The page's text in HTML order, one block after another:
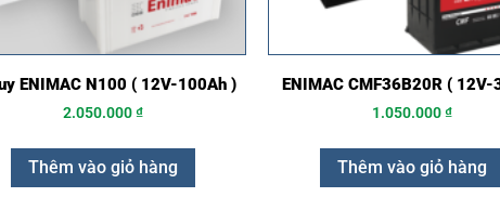
ENIMAC N100 ( 12V-100Ah )
2.050.000₫
Thêm vào giỏ hàng
ENIMAC CMF36B20R ( 12V-
1.050.000₫
Thêm vào giỏ hàng